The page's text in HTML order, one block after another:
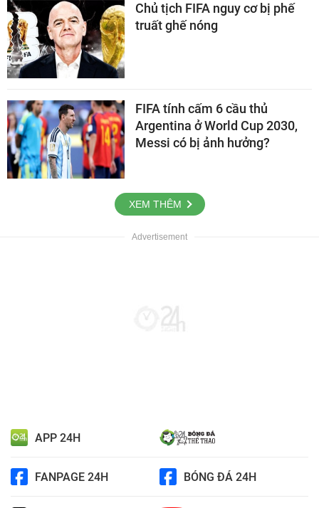
Chủ tịch FIFA nguy cơ bị phế
truất ghế nóng
FIFA tính cấm 6 cầu thủ
Argentina ở World Cup 2030,
Messi có bị ảnh hưởng?
XEM THÊM
APP 24H
FANPAGE 24H BÓNG ĐÁ 24H